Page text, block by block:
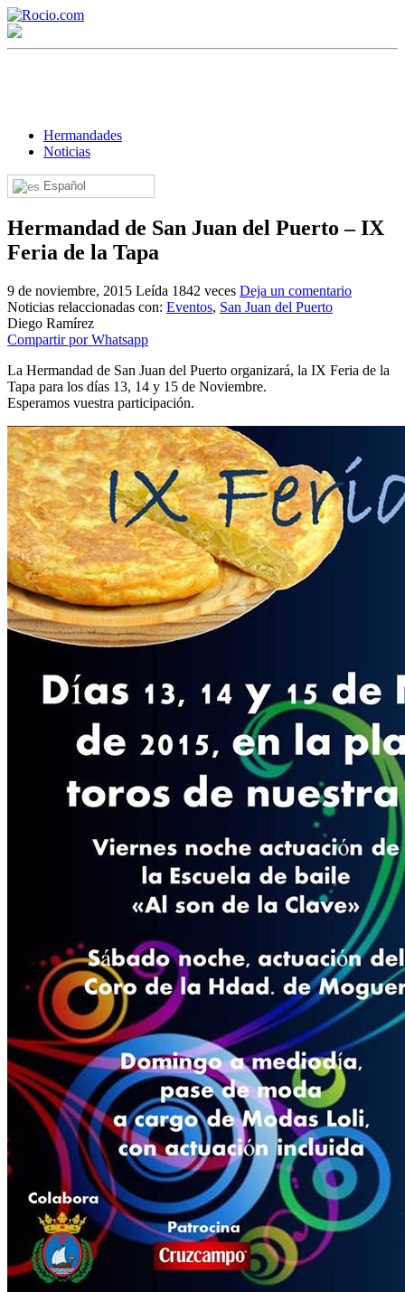
Hermandades
Noticias
Español
Hermandad de San Juan del Puerto – IX
Feria de la Tapa
9 de noviembre, 2015 Leída 1842 veces Deja un comentario
Noticias relaccionadas con: Eventos, San Juan del Puerto
Diego Ramírez
Compartir por Whatsapp
La Hermandad de San Juan del Puerto organizará, la IX Feria de la
Tapa para los días 13, 14 y 15 de Noviembre.
Esperamos vuestra participación.
¡Bienvenido! Soy el asistente virtual de rocio.com.
¿En qué puedo ayudarte?
Historia de la Virgen del Rocío
¿Cuándo es la romería del Rocío?
¿Cuándo se construyó la primera ermita?
El traslado cada siete años
¿Cuales son los actos principales que se celebran en el
Rocío?
Quiero hacer el camino,¿que tengo que hacer?
En el Rocío, ¿dónde me alojo?